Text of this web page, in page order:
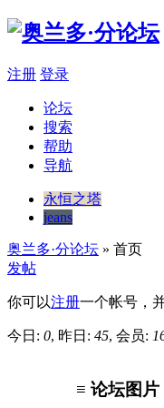
注册 登录
论坛
搜索
帮助
导航
永恒之塔
jeans
奥兰多·分论坛 » 首页
发帖
你可以注册一个帐号，
今日: 0, 昨日: 45, 会员:
≡ 论坛图片